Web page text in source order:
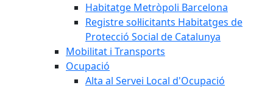
Habitatge Metròpoli Barcelona
Registre sol·licitants Habitatges de
Protecció Social de Catalunya
Mobilitat i Transports
Ocupació
Alta al Servei Local d'Ocupació